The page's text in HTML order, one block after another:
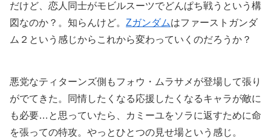
だけど、恋人同士がモビルスーツでどんぱち戦うという構
図なのか？。知らんけど。 Zガンダムはファーストガンダ
ム２という感じからこれから変わっていくのだろうか？
悪党なティターンズ側もフォウ・ムラサメが登場して張り
がでてきた。同情したくなる応援したくなるキャラが敵に
も必要…と思っていたら、カミーユをソラに返すために命
を張っての特攻。やっとひとつの見せ場という感じ。